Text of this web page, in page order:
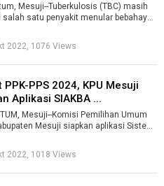
Mesuji--Tuberkulosis (TBC) masih
satu penyakit menular bebahaya.
2022, 1076 Views
PPK-PPS 2024, KPU Mesuji
Aplikasi SIAKBA ...
Mesuji--Komisi Pemilihan Umum
Mesuji siapkan aplikasi Sistem
2022, 1018 Views